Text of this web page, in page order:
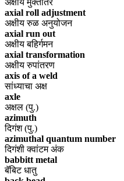
axial roll adjustment
अक्षीय रुळ अनुयोजन
axial run out
अक्षीय बहिर्गमन
axial transformation
अक्षीय रुपांतरण
axis of a weld
सांध्याचा अक्ष
axle
अक्षल (पु.)
azimuth
दिगंश (पु.)
azimuthal quantum number
दिगंशी क्वांटम अंक
babbitt metal
बॅबिट धातु